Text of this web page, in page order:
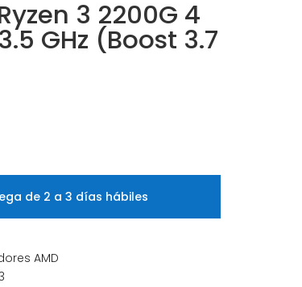
3 2200G 4
GHz (Boost 3.7
de 2 a 3 días hábiles
AMD